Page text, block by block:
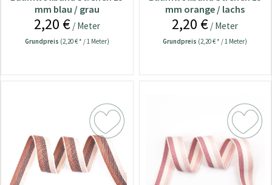
mm blau / grau
2,20 €/ Meter
Grundpreis (2,20 € * / 1 Meter)
mm orange / lachs
2,20 € / Meter
Grundpreis (2,20 € * / 1 Meter)